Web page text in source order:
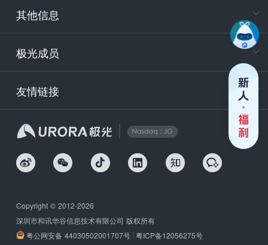
其他信息
极光成员
友情链接
Copyright © 2012-2026
深圳市和讯华谷信息技术有限公司 版权所有
粤公网安备 44030502001707号 粤ICP备12056275号
技
安
企